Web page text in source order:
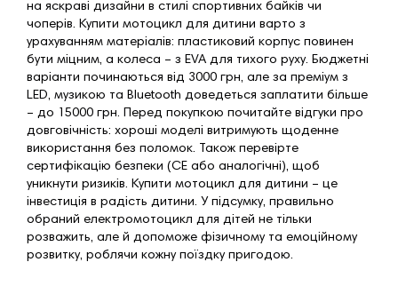
на яскраві дизайни в стилі спортивних байків чи
чоперів. Купити мотоцикл для дитини варто з
урахуванням матеріалів: пластиковий корпус повинен
бути міцним, а колеса – з EVA для тихого руху. Бюджетні
варіанти починаються від 3000 грн, але за преміум з
LED, музикою та Bluetooth доведеться заплатити більше
– до 15000 грн. Перед покупкою почитайте відгуки про
довговічність: хороші моделі витримують щоденне
використання без поломок. Також перевірте
сертифікацію безпеки (CE або аналогічні), щоб
уникнути ризиків. Купити мотоцикл для дитини – це
інвестиція в радість дитини. У підсумку, правильно
обраний електромотоцикл для дітей не тільки
розважить, але й допоможе фізичному та емоційному
розвитку, роблячи кожну поїздку пригодою.